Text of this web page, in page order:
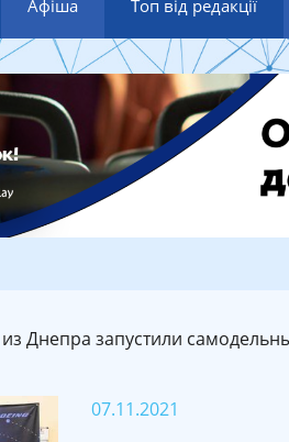
Афіша Топ від редакції
из Днепра запустили
07.11.2021